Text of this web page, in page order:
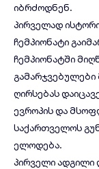
იბრძოდნენ.
პირველად
ჩემპიონატი
ჩემპიონატში
ღირსებას
ევროპის და
საქართველოს
ელოდება.
პირველი ადგილი